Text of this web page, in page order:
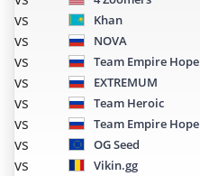
vs
Khan
vs
NOVA
vs
Team Empire Hope
vs
EXTREMUM
vs
Team Heroic
vs
Team Empire Hope
vs
OG Seed
vs
Vikin.gg